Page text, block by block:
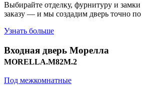
Выбирайте отделку, фурнитуру и
заказу — и мы создадим дверь точно
Узнать больше
Входная дверь Морелла
MORELLA.M82M.2
Под межкомнатные